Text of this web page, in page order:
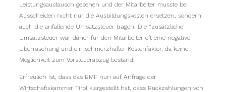
Leistungsaustausch gesehen und der Mitarbeiter musste bei
Ausscheiden nicht nur die Ausbildungskosten ersetzen, sondern
auch die anfallende Umsatzsteuer tragen. Die "zusätzliche"
Umsatzsteuer war daher für den Mitarbeiter oft eine negative
Überraschung und ein schmerzhafter Kostenfaktor, da keine
Möglichkeit zum Vorsteuerabzug bestand.
Erfreulich ist, dass das BMF nun auf Anfrage der
Wirtschaftskammer Tirol klargestellt hat, dass Rückzahlungen von